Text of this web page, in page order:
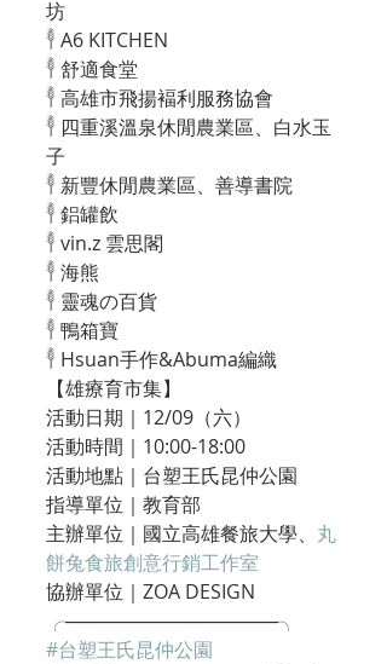
坊
𓇣 A6 KITCHEN
𓇣 舒適食堂
𓇣 高雄市飛揚褔利服務協會
𓇣 四重溪溫泉休閒農業區、白水玉
子
𓇣 新豐休閒農業區、善導書院
𓇣 鋁罐飲
𓇣 vin.z 雲思閣
𓇣 海熊
𓇣 靈魂の百貨
𓇣 鴨箱寶
𓇣 Hsuan手作&Abuma編織
【雄療育市集】
活動日期｜12/09（六）
活動時間｜10:00-18:00
活動地點｜台塑王氏昆仲公園
指導單位｜教育部
主辦單位｜國立高雄餐旅大學、 丸
餅兔食旅創意行銷工作室
協辦單位｜ZOA DESIGN
╭────────────────╮
#台塑王氏昆仲公園